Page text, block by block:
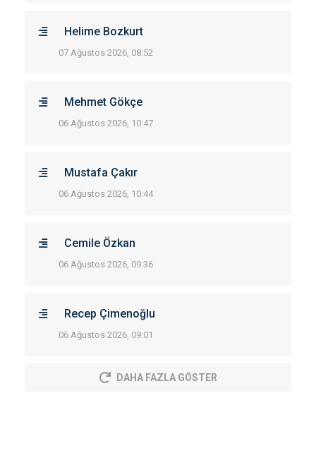
Helime Bozkurt
07 Ağustos 2026, 08:52
Mehmet Gökçe
06 Ağustos 2026, 10:47
Mustafa Çakır
06 Ağustos 2026, 10:44
Cemile Özkan
06 Ağustos 2026, 09:36
Recep Çimenoğlu
06 Ağustos 2026, 09:01
DAHA FAZLA GÖSTER